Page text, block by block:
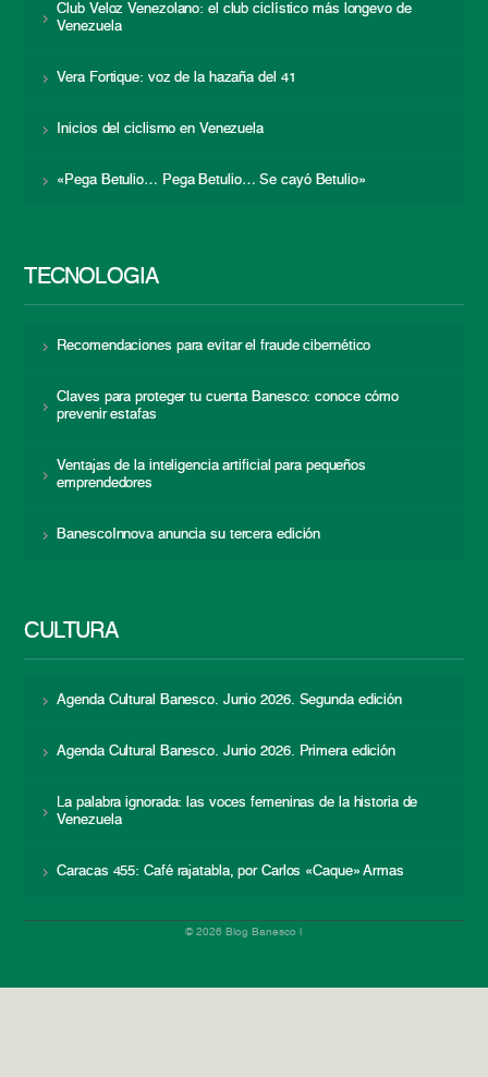
Club Veloz Venezolano: el club ciclístico más longevo de
Venezuela
Vera Fortique: voz de la hazaña del 41
Inicios del ciclismo en Venezuela
«Pega Betulio… Pega Betulio… Se cayó Betulio»
TECNOLOGÍA
Recomendaciones para evitar el fraude cibernético
Claves para proteger tu cuenta Banesco: conoce cómo
prevenir estafas
Ventajas de la inteligencia artificial para pequeños
emprendedores
BanescoInnova anuncia su tercera edición
CULTURA
Agenda Cultural Banesco. Junio 2026. Segunda edición
Agenda Cultural Banesco. Junio 2026. Primera edición
La palabra ignorada: las voces femeninas de la historia de
Venezuela
Caracas 455: Café rajatabla, por Carlos «Caque» Armas
© 2026 Blog Banesco |